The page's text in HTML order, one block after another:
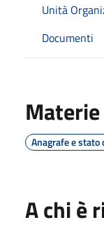
Unità
Documenti
Anagrafe e stato
A chi è